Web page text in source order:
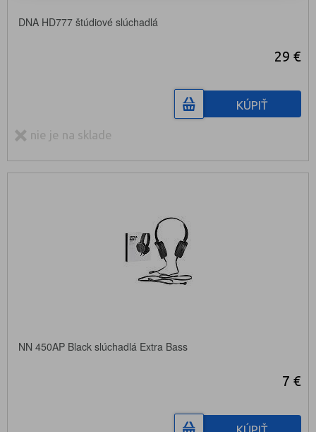
DNA HD777 štúdiové slúchadlá
29 €
KÚPIŤ
nie je na sklade
NN 450AP Black slúchadlá Extra Bass
7 €